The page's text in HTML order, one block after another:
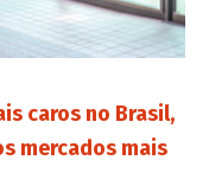
caros no Brasil,
mercados mais